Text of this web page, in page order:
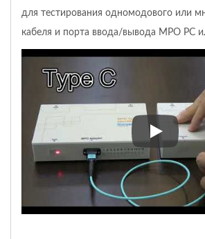
для тестирования одномодового или
кабеля и порта ввода/вывода MPO PC